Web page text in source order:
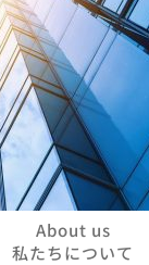
About us
私たちについて